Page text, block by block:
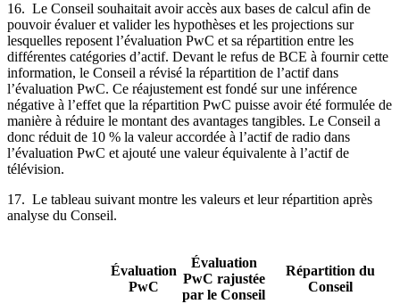
16. Le Conseil souhaitait avoir accès aux bases de calcul afin de
pouvoir évaluer et valider les hypothèses et les projections sur
lesquelles reposent l’évaluation PwC et sa répartition entre les
différentes catégories d’actif. Devant le refus de BCE à fournir cette
information, le Conseil a révisé la répartition de l’actif dans
l’évaluation PwC. Ce réajustement est fondé sur une inférence
négative à l’effet que la répartition PwC puisse avoir été formulée de
manière à réduire le montant des avantages tangibles. Le Conseil a
donc réduit de 10 % la valeur accordée à l’actif de radio dans
l’évaluation PwC et ajouté une valeur équivalente à l’actif de
télévision.
17. Le tableau suivant montre les valeurs et leur répartition après
analyse du Conseil.
Évaluation
PwC
Évaluation
PwC rajustée
par le Conseil
Répartition du
Conseil